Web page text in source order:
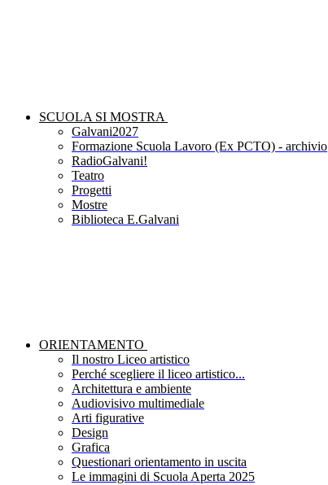
SCUOLA SI MOSTRA
Galvani2027
Formazione Scuola Lavoro (Ex PCTO) - archivio
RadioGalvani!
Teatro
Progetti
Mostre
Biblioteca E.Galvani
ORIENTAMENTO
Il nostro Liceo artistico
Perché scegliere il liceo artistico...
Architettura e ambiente
Audiovisivo multimediale
Arti figurative
Design
Grafica
Questionari orientamento in uscita
Le immagini di Scuola Aperta 2025